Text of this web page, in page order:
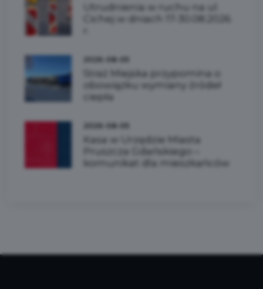
Utrudnienia w ruchu na ul.
Cichej w dniach 17-30.08.2026
2026-08-05
Straż Miejska przypomina o
obowiązku wymiany źródeł
ciepła
2026-08-05
Kasa w Urzędzie Miasta
Pruszcza Gdańskiego –
komunikat dla mieszkańców